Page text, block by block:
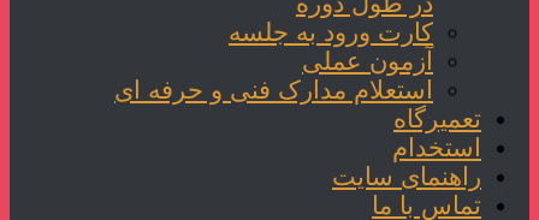
کارت ورود به جلسه
آزمون عملی
استعلام مدارک فنی و حرفه ای
تعمیرگاه
استخدام
راهنمای سایت
تماس با ما